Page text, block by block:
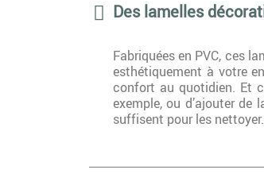
Des lamelles
Fabriquées en PVC, ces
esthétiquement à votre
confort au quotidien. Et
exemple, ou d’ajouter de
suffisent pour les